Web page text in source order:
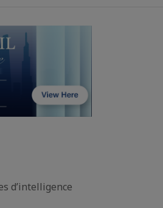
d’intelligence